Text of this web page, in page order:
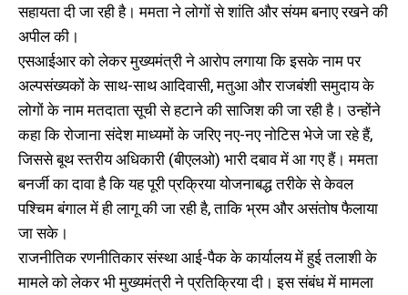
सहायता दी जा रही है। ममता ने लाेगाें से शांति और संयम बनाए रखने की
अपील की।
एसआईआर को लेकर मुख्यमंत्री ने आरोप लगाया कि इसके नाम पर
अल्पसंख्यकों के साथ-साथ आदिवासी, मतुआ और राजबंशी समुदाय के
लोगों के नाम मतदाता सूची से हटाने की साजिश की जा रही है। उन्होंने
कहा कि रोजाना संदेश माध्यमों के जरिए नए-नए नोटिस भेजे जा रहे हैं,
जिससे बूथ स्तरीय अधिकारी (बीएलओ) भारी दबाव में आ गए हैं। ममता
बनर्जी का दावा है कि यह पूरी प्रक्रिया योजनाबद्ध तरीके से केवल
पश्चिम बंगाल में ही लागू की जा रही है, ताकि भ्रम और असंतोष फैलाया
जा सके।
राजनीतिक रणनीतिकार संस्था आई-पैक के कार्यालय में हुई तलाशी के
मामले को लेकर भी मुख्यमंत्री ने प्रतिक्रिया दी। इस संबंध में मामला